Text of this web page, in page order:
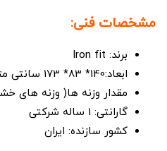
مشخصات فنی:
برند: Iron fit
ابعاد:140* 83* 173 سانتی متر
مقدار وزنه ها( وزنه های خشتی): 90
گارانتی: 1 ساله شرکتی
کشور سازنده: ایران